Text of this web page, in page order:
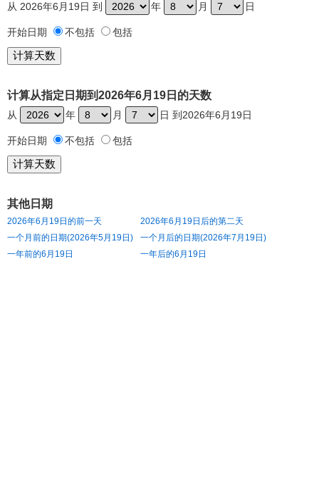
从 2026年6月19日 到 年 月 日
开始日期 不包括 包括
计算从指定日期到2026年6月19日的天数
从 年 月 日 到2026年6月19日
开始日期 不包括 包括
其他日期
2026年6月19日的前一天
2026年6月19日后的第二天
一个月前的日期(2026年5月19日)
一个月后的日期(2026年7月19日)
一年前的6月19日
一年后的6月19日